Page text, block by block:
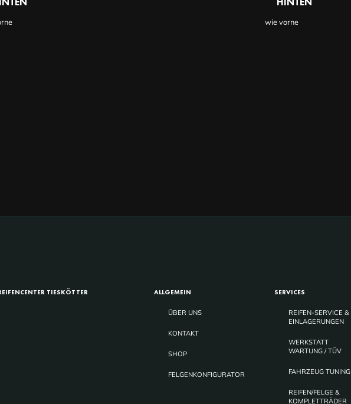
wie vorne
ALLGEMEIN
ÜBER UNS
KONTAKT
SHOP
FELGENKONFIGURATOR
SERVICES
REIFEN-SERVICE &
EINLAGERUNGEN
WERKSTATT
WARTUNG / TÜV
FAHRZEUG TUNING
REIFEN/FELGE &
KOMPLETTRÄDER
TIESKÖTTER